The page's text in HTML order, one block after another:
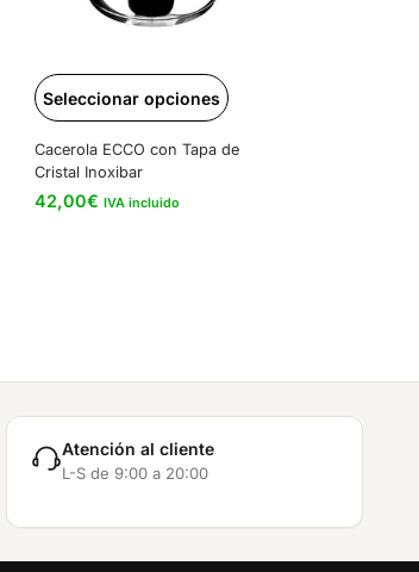
Cacerola ECCO con Tapa de
Cristal Inoxibar
42,00€ IVA incluido
Seleccionar opciones
Atención al cliente
L-S de 9:00 a 20:00